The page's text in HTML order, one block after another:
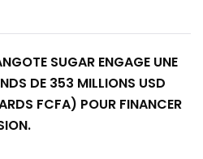
SUGAR ENGAGE UNE
DE 353 MILLIONS USD
FCFA) POUR FINANCER